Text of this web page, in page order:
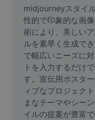
ミームジェネレータ
AI Text Remover
AI People Remover
AI Inpainting
Face Cutout
midjourneyスタイ
性的で印象的な画
術により、美しい
ルを素早く生成で
で幅広いニーズに
トを入力するだけ
す。宣伝用ポスタ
ィブなプロジェク
まなテーマやシー
イルの提案が豊富